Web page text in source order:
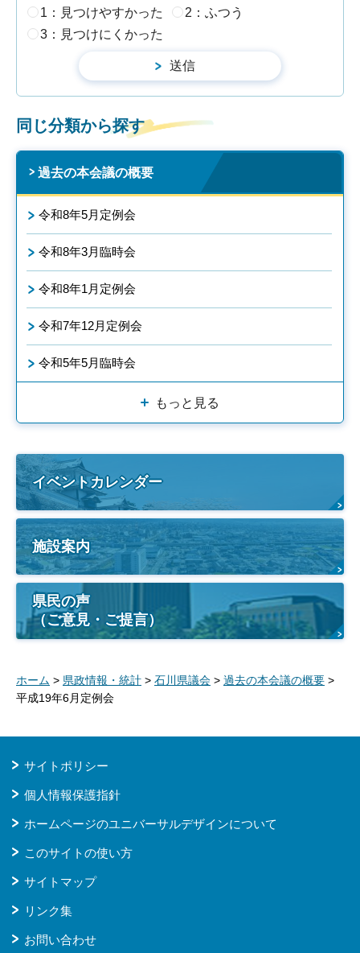
1：見つけやすかった
2：ふつう
3：見つけにくかった
同じ分類から探す
過去の本会議の概要
令和8年5月定例会
令和8年3月臨時会
令和8年1月定例会
令和7年12月定例会
令和5年5月臨時会
もっと見る
イベントカレンダー
施設案内
県民の声
（ご意見・ご提言）
ホーム > 県政情報・統計 > 石川県議会 > 過去の本会議の概要 >
平成19年6月定例会
サイトポリシー
個人情報保護指針
ホームページのユニバーサルデザインについて
このサイトの使い方
サイトマップ
リンク集
お問い合わせ